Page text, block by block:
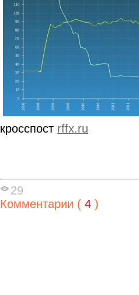
кросспост rffx.ru
29
Комментарии ( 4 )